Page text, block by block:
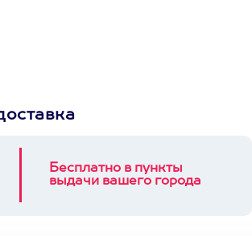
Бесплатно в пункты
выдачи вашего города